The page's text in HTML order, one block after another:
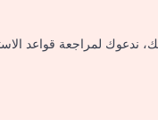
ندعوك لمراجعة قواعد